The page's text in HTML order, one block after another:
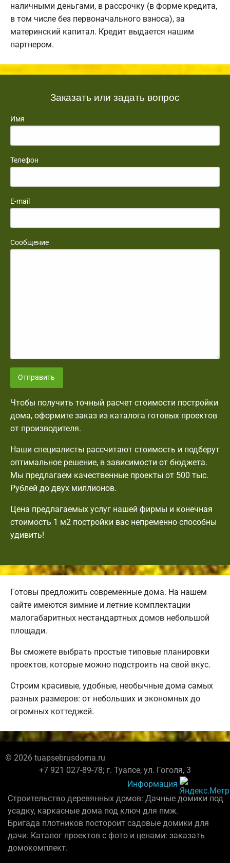
наличными деньгами, в рассрочку (в форме кредита,
в том числе без первоначального взноса), за
материнский капитал. Кредит выдается нашим
партнером.
Заказать или задать вопрос
Имя
Телефон
E-mail
Сообщение
Отправить
Чтобы получить точный расчет стоимости постройки
дома, оформите заказ из каталога готовых проектов
от производителя.
Наши специалисты рассчитают стоимость и подберут
оптимальное решение, в зависимости от бюджета.
Мы предлагаем качественные проекты от 500 тыс.
Рублей до двух миллионов.
Цена предлагаемых услуг нашей фирмы и конечная
стоимость 1 м2 постройки вас непременно способны
удивить!
Готовы предложить современные дома. На нашем
сайте имеются зимние и летние комплектации
малогабаритных нестандартных домов небольшой
площади.
Вы сможете выбрать простые типовые планировки
проектов, которые можно подстроить на свой вкус.
Строим красивые, удобные, необычные дома самых
разных размеров: от небольших и экономных до
огромных коттеджей.
© 2026 tuapsebrusdoma.ru
+7 921 027-89-78; г. Туапсе, ул. Гоголя, 3
Информация
Строительство деревянных домов: Дачные домики под
усадку, каркасные дома под ключ для пмж.
Бригада плотников постороит садовые домики для
дачи. Каталог проектов с фото и ценами: заказать
домокомплект.